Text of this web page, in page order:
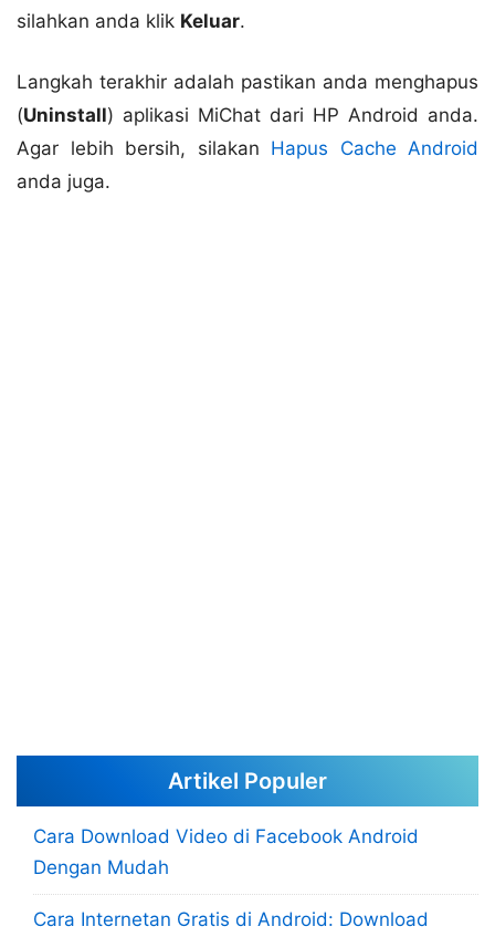
silahkan anda klik Keluar.
Langkah terakhir adalah pastikan anda menghapus
(Uninstall) aplikasi MiChat dari HP Android anda.
Agar lebih bersih, silakan Hapus Cache Android
anda juga.
Artikel Populer
Cara Download Video di Facebook Android
Dengan Mudah
Cara Internetan Gratis di Android: Download